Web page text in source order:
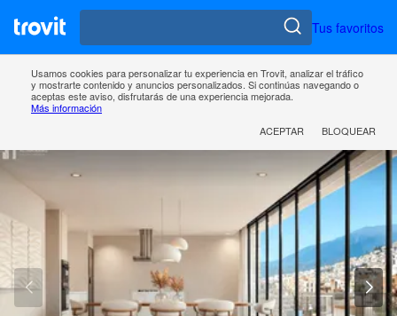
Tus favoritos
Usamos cookies para personalizar tu experiencia en Trovit, analizar el tráfico
y mostrarte contenido y anuncios personalizados. Si continúas navegando o
aceptas este aviso, disfrutarás de una experiencia mejorada.
Más información
ACEPTAR
BLOQUEAR